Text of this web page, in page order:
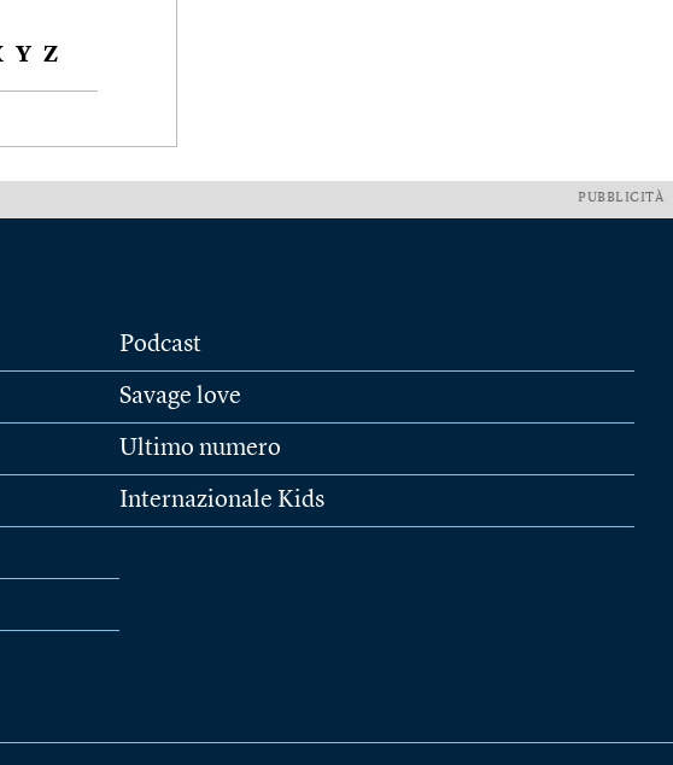
Y Z
PUBBLICITÀ
Podcast
Savage love
Ultimo numero
Internazionale Kids